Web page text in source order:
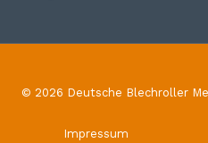
© 2026 Deutsche Blechroller
Impressum